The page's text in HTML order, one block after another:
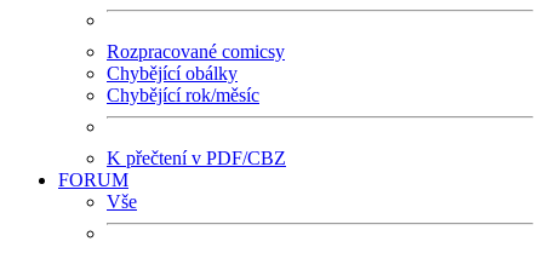
Rozpracované comicsy
Chybějící obálky
Chybějící rok/měsíc
K přečtení v PDF/CBZ
FORUM
Vše